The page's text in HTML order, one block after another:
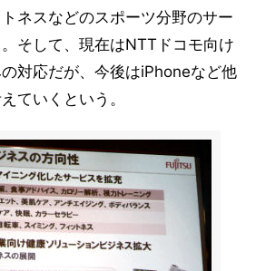
ネスなどのスポーツ分野のサー
そして、現在はNTTドコモ向け
対応だが、今後はiPhoneなど他
ていくという。